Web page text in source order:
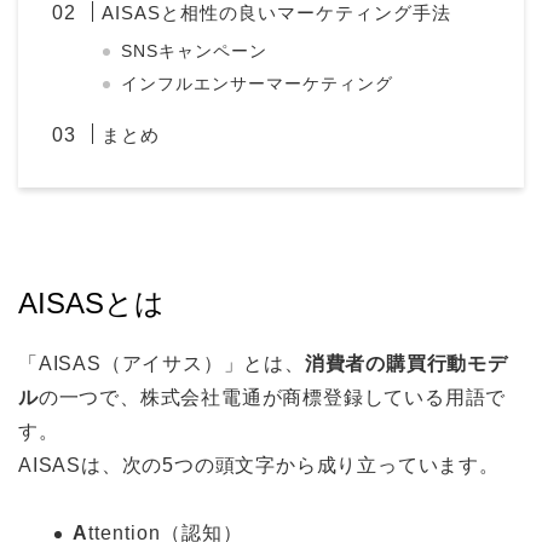
AISASと相性の良いマーケティング手法
SNSキャンペーン
インフルエンサーマーケティング
まとめ
AISASとは
「AISAS（アイサス）」とは、 消費者の購買行動モデ
ルの一つで、株式会社電通が商標登録している用語で
す。
AISASは、次の5つの頭文字から成り立っています。
Attention（認知）